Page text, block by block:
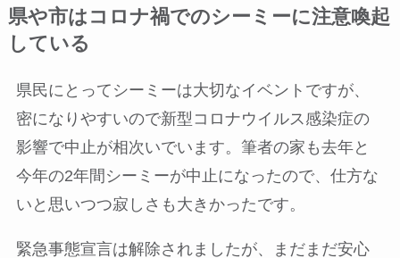
県や市はコロナ禍でのシーミーに注意喚起
している
県民にとってシーミーは大切なイベントですが、
密になりやすいので新型コロナウイルス感染症の
影響で中止が相次いでいます。筆者の家も去年と
今年の2年間シーミーが中止になったので、仕方な
いと思いつつ寂しさも大きかったです。
緊急事態宣言は解除されましたが、まだまだ安心